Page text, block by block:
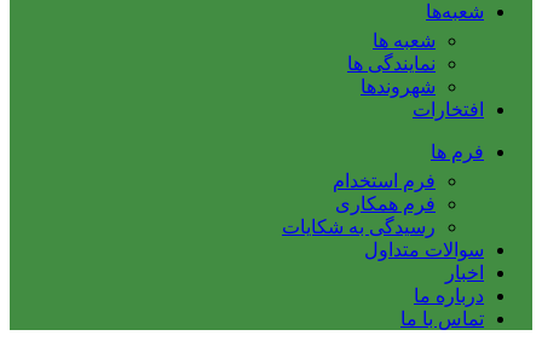
شعبه‌ها
شعبه ها
نمایندگی ها
شهروندها
افتخارات
فرم ها
فرم استخدام
فرم همکاری
رسیدگی به شکایات
سوالات متداول
اخبار
درباره ما
تماس با ما